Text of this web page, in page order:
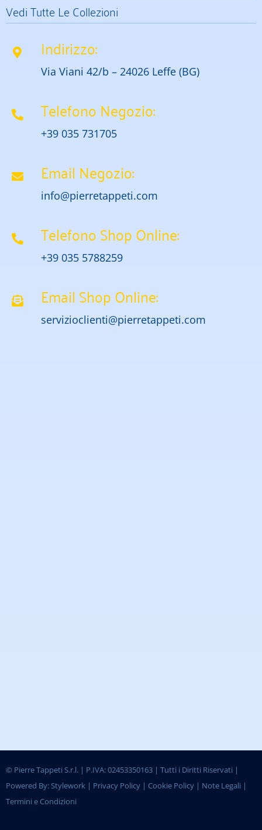
Vedi Tutte Le Collezioni
Indirizzo:
Via Viani 42/b – 24026 Leffe (BG)
Telefono Negozio:
+39 035 731705
Email Negozio:
info@pierretappeti.com
Telefono Shop Online:
+39 035 5788259
Email Shop Online:
servizioclienti@pierretappeti.com
© Pierre Tappeti S.r.l. | P.IVA: 02453350163 | Tutti i Diritti Riservati |
Powered By:Stylework| Privacy Policy| Cookie Policy| Note Legali |
Termini e Condizioni